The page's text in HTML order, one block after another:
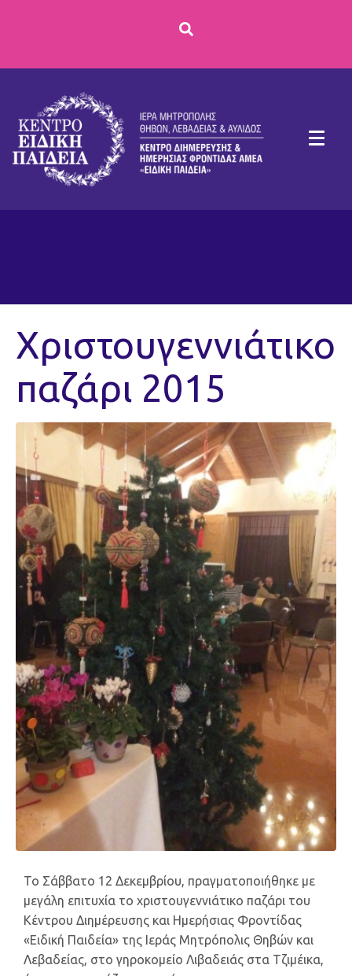
Χριστουγεννιάτικο
παζάρι 2015
Το Σάββατο 12 Δεκεμβρίου, πραγματοποιήθηκε με
μεγάλη επιτυχία το χριστουγεννιάτικο παζάρι του
Κέντρου Διημέρευσης και Ημερήσιας Φροντίδας
«Ειδική Παιδεία» της Ιεράς Μητρόπολις Θηβών και
Λεβαδείας, στο γηροκομείο Λιβαδειάς στα Τζιμέικα,